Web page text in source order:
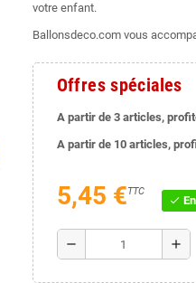
votre enfant.
Ballonsdeco.com vous
Offres spéciales
A partir de 3 articles,
A partir de 10 articles,
5,45 €TTC
check
remove add